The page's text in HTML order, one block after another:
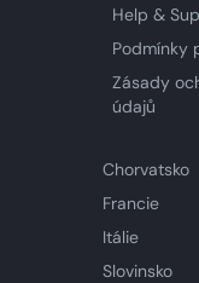
Help &
Podmínky
Zásady
údajů
Chorvatsko
Francie
Itálie
Slovinsko